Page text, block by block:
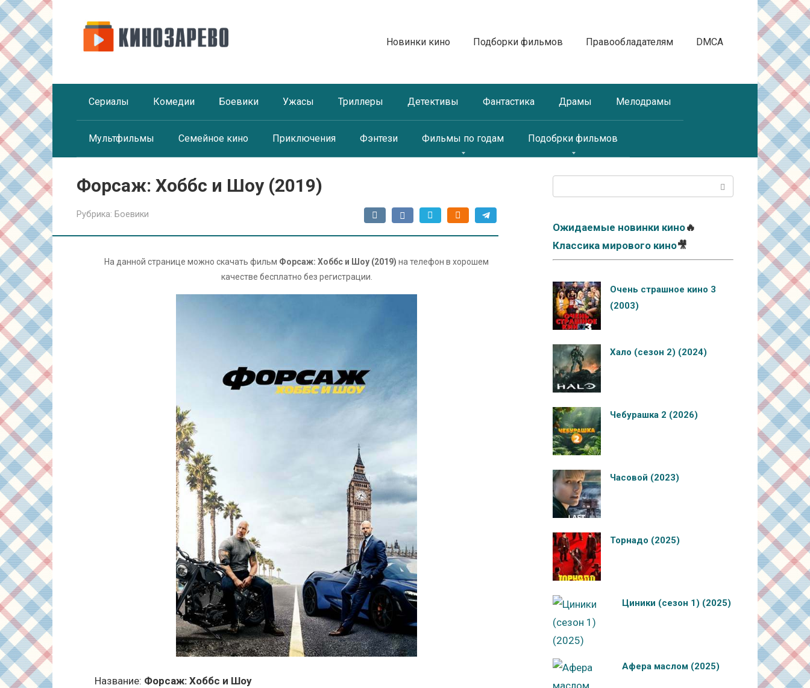
Перейти
к
контенту
Новинки кино Подборки фильмов Правообладателям DMCA
Сериалы Комедии Боевики Ужасы Триллеры Детективы Фантастика Драмы Мелодрамы
Мультфильмы Семейное кино Приключения Фэнтези Фильмы по годам Подобрки фильмов
Форсаж: Хоббс и Шоу (2019)
Рубрика: Боевики
На данной странице можно скачать фильм Форсаж: Хоббс и Шоу (2019) на телефон в хорошем
качестве бесплатно без регистрации.
Название: Форсаж: Хоббс и Шоу
Ожидаемые новинки кино🔥
Классика мирового кино🎥
Очень страшное кино 3
(2003)
Хало (сезон 2) (2024)
Чебурашка 2 (2026)
Часовой (2023)
Торнадо (2025)
Циники (сезон 1) (2025)
Афера маслом (2025)